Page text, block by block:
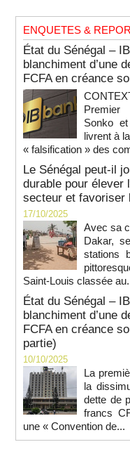
ENQUETES &
État du Sénégal –
blanchiment d’une
FCFA en créance
Premier
Sonko
livrent à
« falsification » des
Le Sénégal peut-il
durable pour élever
secteur et favoriser
17/10/2025
Avec sa
Dakar,
stations
Saint-Louis classée
État du Sénégal –
blanchiment d’une
FCFA en créance
partie)
10/10/2025
La
la
dette de
francs
une « Convention de...